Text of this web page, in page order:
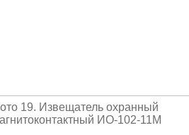
19. Извещатель охранный
ИО-102-11М